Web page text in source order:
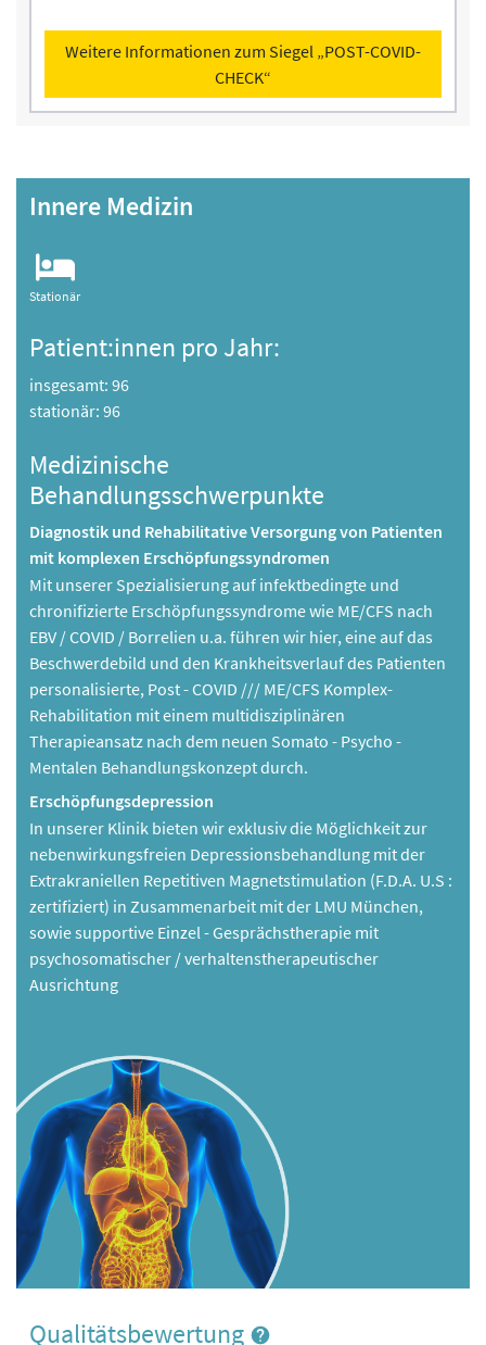
Weitere Informationen zum Siegel „POST-COVID-
CHECK“
Innere Medizin
Stationär
Patient:innen pro Jahr:
insgesamt: 96
stationär: 96
Medizinische
Behandlungsschwerpunkte
Diagnostik und Rehabilitative Versorgung von Patienten
mit komplexen Erschöpfungssyndromen
Mit unserer Spezialisierung auf infektbedingte und
chronifizierte Erschöpfungssyndrome wie ME/CFS nach
EBV / COVID / Borrelien u.a. führen wir hier, eine auf das
Beschwerdebild und den Krankheitsverlauf des Patienten
personalisierte, Post - COVID /// ME/CFS Komplex-
Rehabilitation mit einem multidisziplinären
Therapieansatz nach dem neuen Somato - Psycho -
Mentalen Behandlungskonzept durch.
Erschöpfungsdepression
In unserer Klinik bieten wir exklusiv die Möglichkeit zur
nebenwirkungsfreien Depressionsbehandlung mit der
Extrakraniellen Repetitiven Magnetstimulation (F.D.A. U.S :
zertifiziert) in Zusammenarbeit mit der LMU München,
sowie supportive Einzel - Gesprächstherapie mit
psychosomatischer / verhaltenstherapeutischer
Ausrichtung
Qualitätsbewertung